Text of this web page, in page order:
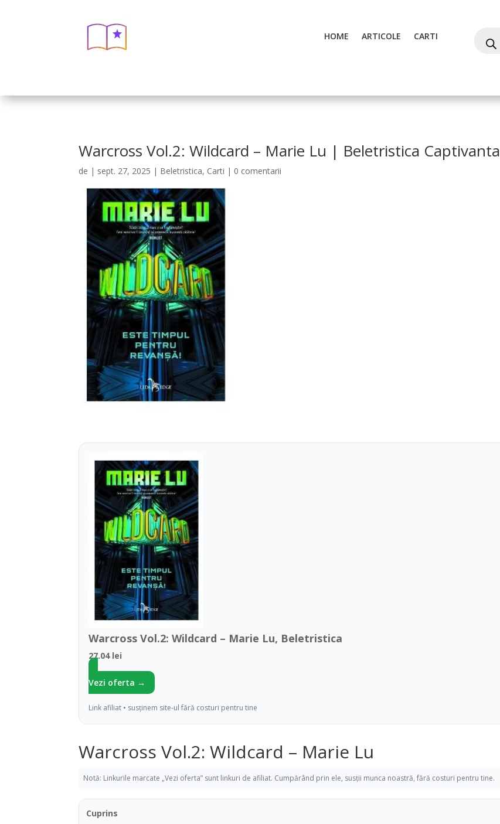
HOME ARTICOLE CARTI
Warcross Vol.2: Wildcard – Marie Lu | Beletristica Captivanta
de | sept. 27, 2025 | Beletristica, Carti | 0 comentarii
Warcross Vol.2: Wildcard – Marie Lu, Beletristica
27.04 lei
Vezi oferta →
Link afiliat • susținem site-ul fără costuri pentru tine
Warcross Vol.2: Wildcard – Marie Lu
Notă: Linkurile marcate „Vezi oferta” sunt linkuri de afiliat. Cumpărând prin ele, susții munca noastră, fără costuri pentru tine.
Cuprins